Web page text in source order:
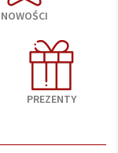
NOWOŚCI
PREZENTY